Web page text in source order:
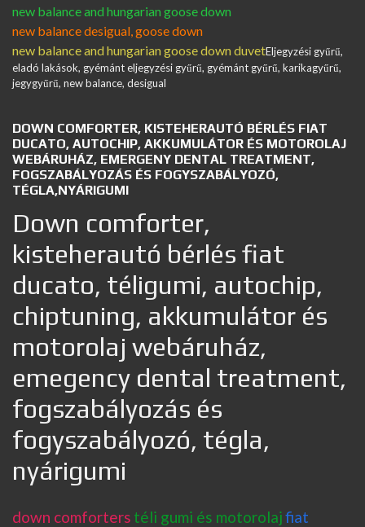
new balance and hungarian goose down
new balance desigual, goose down
new balance and hungarian goose down duvetEljegyzési gyűrű,
eladó lakások, gyémánt eljegyzési gyűrű, gyémánt gyűrű, karikagyűrű,
jegygyűrű, new balance, desigual
DOWN COMFORTER, KISTEHERAUTÓ BÉRLÉS FIAT
DUCATO, AUTOCHIP, AKKUMULÁTOR ÉS MOTOROLAJ
WEBÁRUHÁZ, EMERGENY DENTAL TREATMENT,
FOGSZABÁLYOZÁS ÉS FOGYSZABÁLYOZÓ,
TÉGLA,NYÁRIGUMI
Down comforter,
kisteherautó bérlés fiat
ducato, téligumi, autochip,
chiptuning, akkumulátor és
motorolaj webáruház,
emegency dental treatment,
fogszabályozás és
fogyszabályozó, tégla,
nyárigumi
down comforters téli gumi és motorolajfiat